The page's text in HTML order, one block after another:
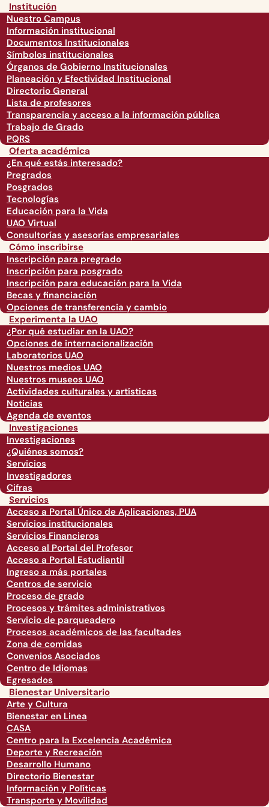
Institución
Nuestro Campus
Información institucional
Documentos Institucionales
Símbolos institucionales
Órganos de Gobierno Institucionales
Planeación y Efectividad Institucional
Directorio General
Lista de profesores
Transparencia y acceso a la información pública
Trabajo de Grado
PQRS
Oferta académica
¿En qué estás interesado?
Pregrados
Posgrados
Tecnologías
Educación para la Vida
UAO Virtual
Consultorías y asesorías empresariales
Cómo inscribirse
Inscripción para pregrado
Inscripción para posgrado
Inscripción para educación para la Vida
Becas y financiación
Opciones de transferencia y cambio
Experimenta la UAO
¿Por qué estudiar en la UAO?
Opciones de internacionalización
Laboratorios UAO
Nuestros medios UAO
Nuestros museos UAO
Actividades culturales y artísticas
Noticias
Agenda de eventos
Investigaciones
Investigaciones
¿Quiénes somos?
Servicios
Investigadores
Cifras
Servicios
Acceso a Portal Único de Aplicaciones, PUA
Servicios institucionales
Servicios Financieros
Acceso al Portal del Profesor
Acceso a Portal Estudiantil
Ingreso a más portales
Centros de servicio
Proceso de grado
Procesos y trámites administrativos
Servicio de parqueadero
Procesos académicos de las facultades
Zona de comidas
Convenios Asociados
Centro de Idiomas
Egresados
Bienestar Universitario
Arte y Cultura
Bienestar en Linea
CASA
Centro para la Excelencia Académica
Deporte y Recreación
Desarrollo Humano
Directorio Bienestar
Información y Políticas
Transporte y Movilidad